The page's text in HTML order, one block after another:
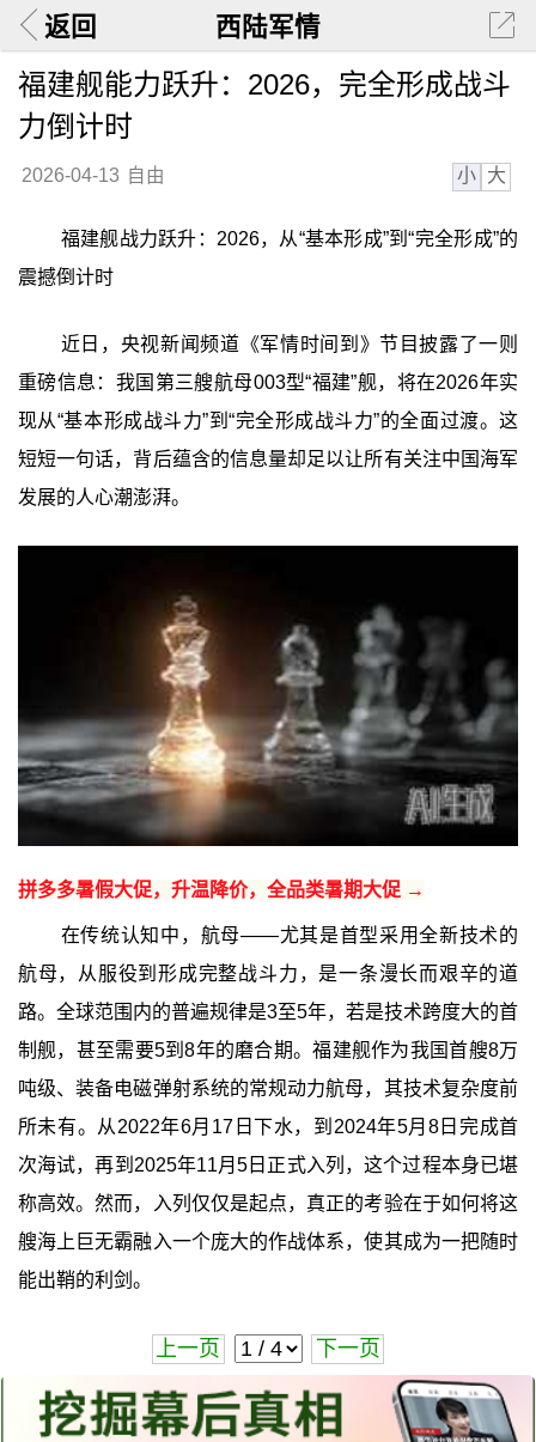
返回 西陆军情
福建舰能力跃升：2026，完全形成战斗
力倒计时
2026-04-13 自由 小 大
福建舰战力跃升：2026，从“基本形成”到“完全形成”的
震撼倒计时
近日，央视新闻频道《军情时间到》节目披露了一则
重磅信息：我国第三艘航母003型“福建”舰，将在2026年实
现从“基本形成战斗力”到“完全形成战斗力”的全面过渡。这
短短一句话，背后蕴含的信息量却足以让所有关注中国海军
发展的人心潮澎湃。
拼多多暑假大促，升温降价，全品类暑期大促 →
在传统认知中，航母——尤其是首型采用全新技术的
航母，从服役到形成完整战斗力，是一条漫长而艰辛的道
路。全球范围内的普遍规律是3至5年，若是技术跨度大的首
制舰，甚至需要5到8年的磨合期。福建舰作为我国首艘8万
吨级、装备电磁弹射系统的常规动力航母，其技术复杂度前
所未有。从2022年6月17日下水，到2024年5月8日完成首
次海试，再到2025年11月5日正式入列，这个过程本身已堪
称高效。然而，入列仅仅是起点，真正的考验在于如何将这
艘海上巨无霸融入一个庞大的作战体系，使其成为一把随时
能出鞘的利剑。
上一页 下一页